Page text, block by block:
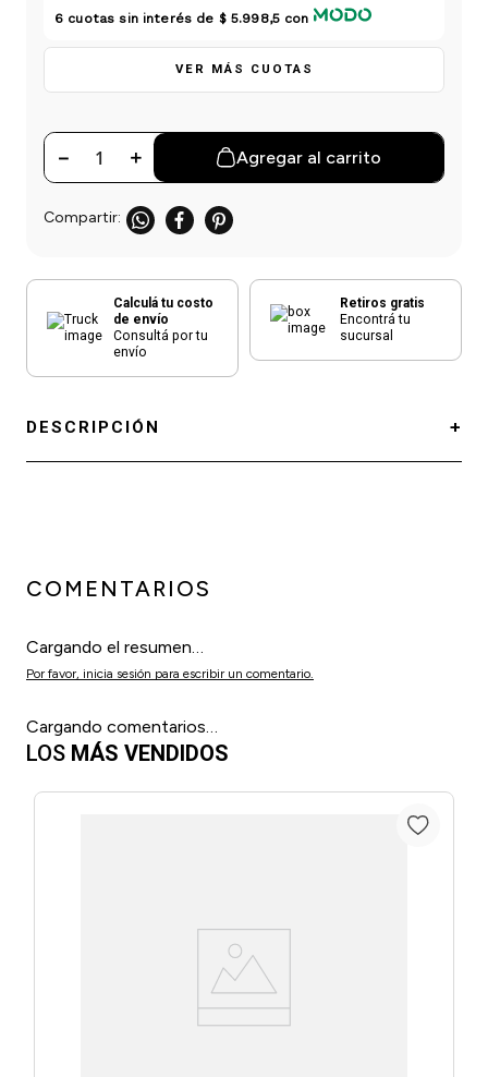
Ceras
Sanitizantes
Secadores
6 cuotas sin interés de $ 5.998,5con
VER MÁS CUOTAS
＋
－ Agregar al carrito
Calculá tu costo
de envío
Consultá por tu
envío
Retiros gratis
Encontrá tu
sucursal
DESCRIPCIÓN
COMENTARIOS
Cargando el resumen…
Por favor, inicia sesión para escribir un comentario.
Cargando comentarios…
LOS MÁS VENDIDOS